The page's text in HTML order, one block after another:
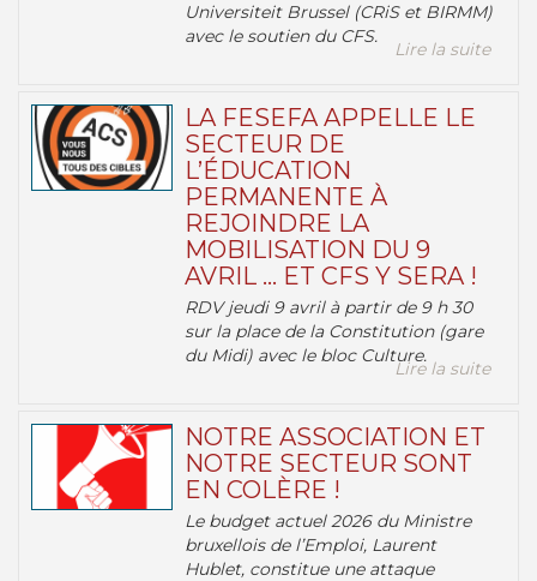
Universiteit Brussel (CRiS et BIRMM)
avec le soutien du CFS.
Lire la suite
LA FESEFA APPELLE LE
SECTEUR DE
L’ÉDUCATION
PERMANENTE À
REJOINDRE LA
MOBILISATION DU 9
AVRIL … ET CFS Y SERA !
RDV jeudi 9 avril à partir de 9 h 30
sur la place de la Constitution (gare
du Midi) avec le bloc Culture.
Lire la suite
NOTRE ASSOCIATION ET
NOTRE SECTEUR SONT
EN COLÈRE !
Le budget actuel 2026 du Ministre
bruxellois de l’Emploi, Laurent
Hublet, constitue une attaque